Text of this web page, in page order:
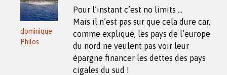
dominique
Philos
Pour l’instant c’est no limits …
Mais il n’est pas sur que cela dure car,
comme expliqué, les pays de l’europe
du nord ne veulent pas voir leur
épargne financer les dettes des pays
cigales du sud !